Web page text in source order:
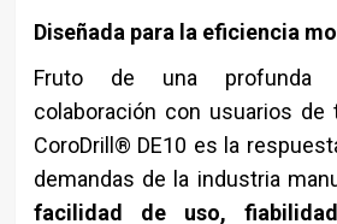
Diseñada para la eficiencia
Fruto de una profunda
colaboración con usuarios de
CoroDrill® DE10 es la
demandas de la industria
facilidad de uso,